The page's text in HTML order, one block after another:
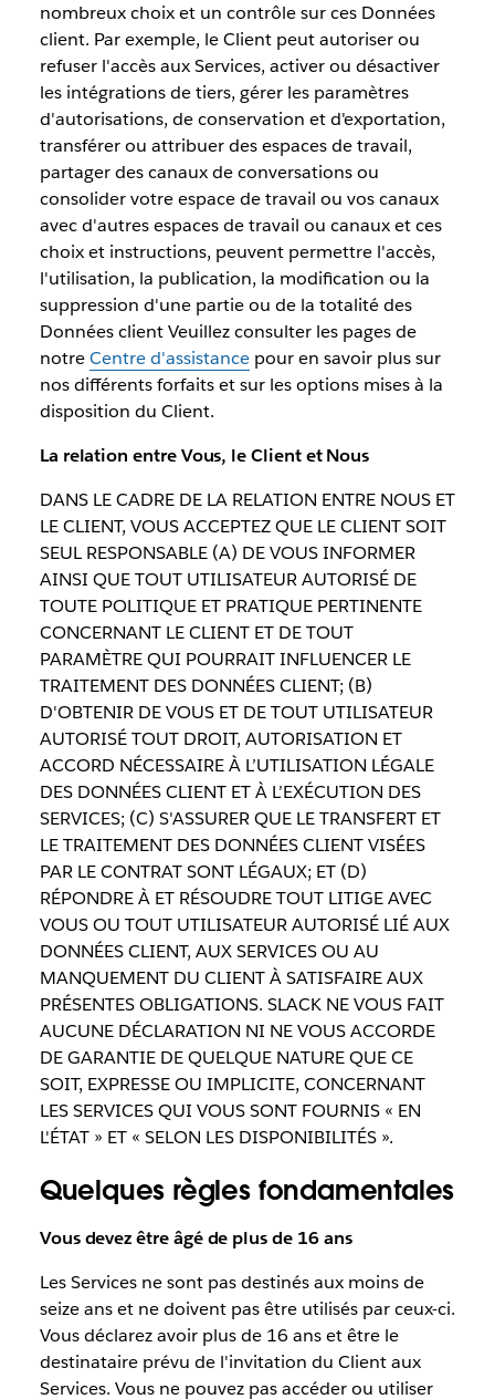
nombreux choix et un contrôle sur ces Données
client. Par exemple, le Client peut autoriser ou
refuser l'accès aux Services, activer ou désactiver
les intégrations de tiers, gérer les paramètres
d'autorisations, de conservation et d'exportation,
transférer ou attribuer des espaces de travail,
partager des canaux de conversations ou
consolider votre espace de travail ou vos canaux
avec d'autres espaces de travail ou canaux et ces
choix et instructions, peuvent permettre l'accès,
l'utilisation, la publication, la modification ou la
suppression d'une partie ou de la totalité des
Données client Veuillez consulter les pages de
notreCentre d'assistancepour en savoir plus sur
nos différents forfaits et sur les options mises à la
disposition du Client.
La relation entre Vous, le Client et Nous
DANS LE CADRE DE LA RELATION ENTRE NOUS ET
LE CLIENT, VOUS ACCEPTEZ QUE LE CLIENT SOIT
SEUL RESPONSABLE (A) DE VOUS INFORMER
AINSI QUE TOUT UTILISATEUR AUTORISÉ DE
TOUTE POLITIQUE ET PRATIQUE PERTINENTE
CONCERNANT LE CLIENT ET DE TOUT
PARAMÈTRE QUI POURRAIT INFLUENCER LE
TRAITEMENT DES DONNÉES CLIENT; (B)
D'OBTENIR DE VOUS ET DE TOUT UTILISATEUR
AUTORISÉ TOUT DROIT, AUTORISATION ET
ACCORD NÉCESSAIRE À L’UTILISATION LÉGALE
DES DONNÉES CLIENT ET À L’EXÉCUTION DES
SERVICES; (C) S'ASSURER QUE LE TRANSFERT ET
LE TRAITEMENT DES DONNÉES CLIENT VISÉES
PAR LE CONTRAT SONT LÉGAUX; ET (D)
RÉPONDRE À ET RÉSOUDRE TOUT LITIGE AVEC
VOUS OU TOUT UTILISATEUR AUTORISÉ LIÉ AUX
DONNÉES CLIENT, AUX SERVICES OU AU
MANQUEMENT DU CLIENT À SATISFAIRE AUX
PRÉSENTES OBLIGATIONS. SLACK NE VOUS FAIT
AUCUNE DÉCLARATION NI NE VOUS ACCORDE
DE GARANTIE DE QUELQUE NATURE QUE CE
SOIT, EXPRESSE OU IMPLICITE, CONCERNANT
LES SERVICES QUI VOUS SONT FOURNIS « EN
L'ÉTAT » ET « SELON LES DISPONIBILITÉS ».
Quelques règles fondamentales
Vous devez être âgé de plus de 16 ans
Les Services ne sont pas destinés aux moins de
seize ans et ne doivent pas être utilisés par ceux-ci.
Vous déclarez avoir plus de 16 ans et être le
destinataire prévu de l'invitation du Client aux
Services. Vous ne pouvez pas accéder ou utiliser